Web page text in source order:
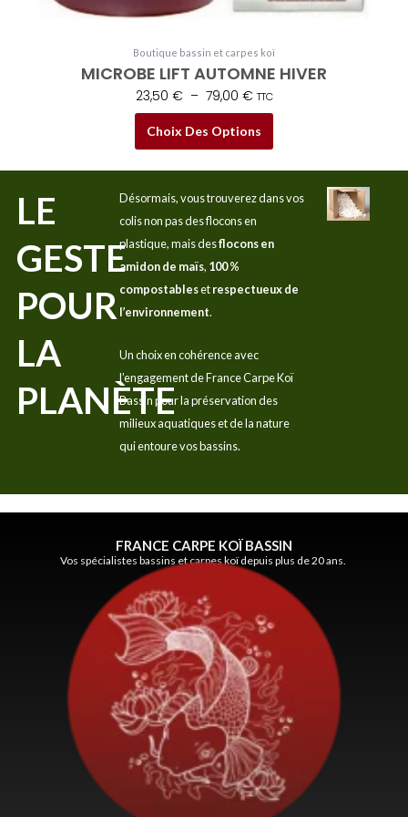
Boutique bassin et carpes koï
MICROBE LIFT AUTOMNE HIVER
23,50 € – 79,00 € TTC
Choix Des Options
LE
GESTE
POUR
LA
PLANÈTE
Désormais, vous trouverez dans vos
colis non pas des flocons en
plastique, mais desflocons en
amidon de maïs, 100 %
compostablesetrespectueux de
l’environnement.
Un choix en cohérence avec
l’engagement de France Carpe Koï
Bassin pour la préservation des
milieux aquatiques et de la nature
qui entoure vos bassins.
FRANCE CARPE KOÏ BASSIN
Vos spécialistes bassins et carpes koï depuis plus de 20 ans.